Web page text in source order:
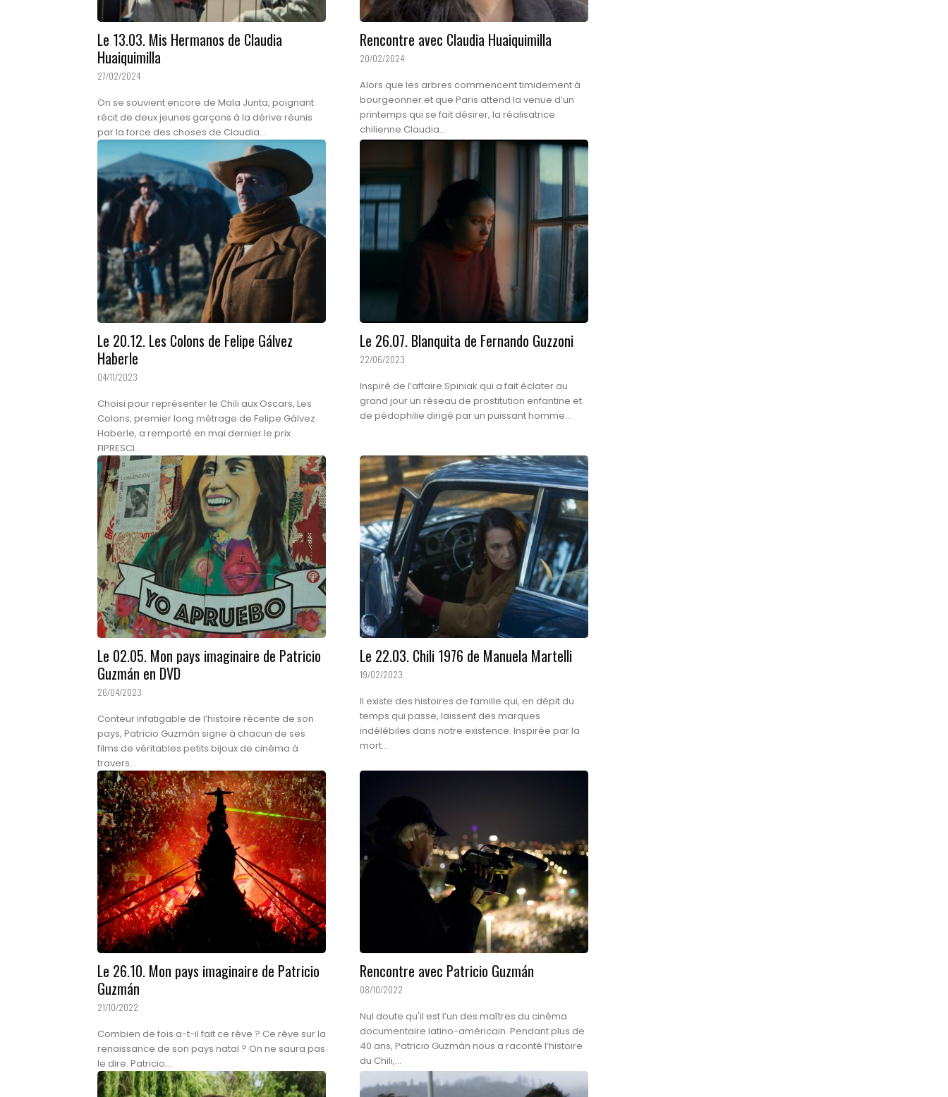
Le 13.03. Mis Hermanos de Claudia
Huaiquimilla
27/02/2024
On se souvient encore de Mala Junta, poignant
récit de deux jeunes garçons à la dérive réunis
par la force des choses de Claudia...
Rencontre avec Claudia Huaiquimilla
20/02/2024
Alors que les arbres commencent timidement à
bourgeonner et que Paris attend la venue d’un
printemps qui se fait désirer, la réalisatrice
chilienne Claudia...
Le 20.12. Les Colons de Felipe Gálvez
Haberle
04/11/2023
Choisi pour représenter le Chili aux Oscars, Les
Colons, premier long métrage de Felipe Gálvez
Haberle, a remporté en mai dernier le prix
FIPRESCI...
Le 26.07. Blanquita de Fernando Guzzoni
22/06/2023
Inspiré de l’affaire Spiniak qui a fait éclater au
grand jour un réseau de prostitution enfantine et
de pédophilie dirigé par un puissant homme...
Le 02.05. Mon pays imaginaire de Patricio
Guzmán en DVD
26/04/2023
Conteur infatigable de l’histoire récente de son
pays, Patricio Guzmán signe à chacun de ses
films de véritables petits bijoux de cinéma à
travers...
Le 22.03. Chili 1976 de Manuela Martelli
19/02/2023
Il existe des histoires de famille qui, en dépit du
temps qui passe, laissent des marques
indélébiles dans notre existence. Inspirée par la
mort...
Le 26.10. Mon pays imaginaire de Patricio
Guzmán
21/10/2022
Combien de fois a-t-il fait ce rêve ? Ce rêve sur la
renaissance de son pays natal ? On ne saura pas
le dire. Patricio...
Rencontre avec Patricio Guzmán
08/10/2022
Nul doute qu'il est l’un des maîtres du cinéma
documentaire latino-américain. Pendant plus de
40 ans, Patricio Guzmán nous a raconté l’histoire
du Chili,...